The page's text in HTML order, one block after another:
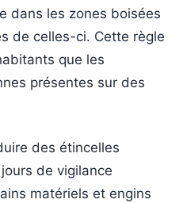
dans les zones boisées
de celles-ci. Cette règle
que les
présentes sur des
des étincelles
de vigilance
matériels et engins